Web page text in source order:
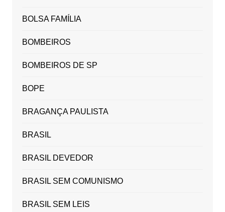
BOLSA FAMÍLIA
BOMBEIROS
BOMBEIROS DE SP
BOPE
BRAGANÇA PAULISTA
BRASIL
BRASIL DEVEDOR
BRASIL SEM COMUNISMO
BRASIL SEM LEIS